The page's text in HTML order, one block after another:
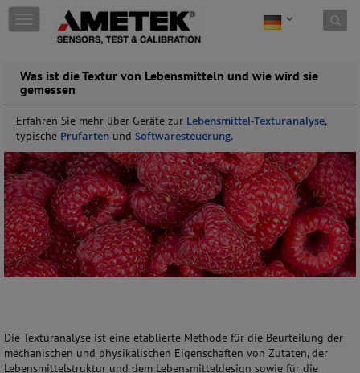
Skip to content
T
o
l
e
a
v
i
g
a
t
i
o
n
Was ist die Textur von Lebensmitteln und wie wird sie
gemessen
Erfahren Sie mehr über Geräte zur Lebensmittel-Texturanalyse,
typische Prüfarten und Softwaresteuerung.
Die Texturanalyse ist eine etablierte Methode für die Beurteilung der
mechanischen und physikalischen Eigenschaften von Zutaten, der
Lebensmittelstruktur und dem Lebensmitteldesign sowie für die